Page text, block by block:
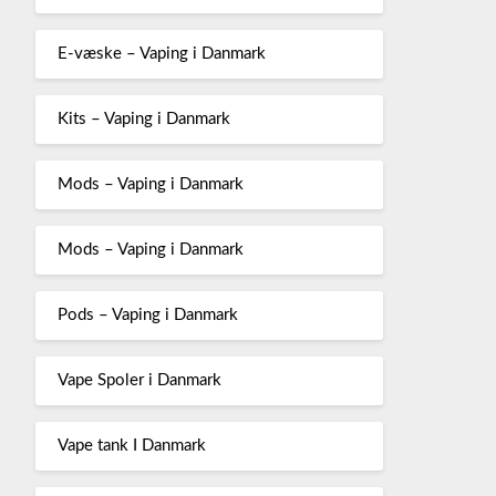
E-væske – Vaping i Danmark
Kits – Vaping i Danmark
Mods – Vaping i Danmark
Mods – Vaping i Danmark
Pods – Vaping i Danmark
Vape Spoler i Danmark
Vape tank I Danmark